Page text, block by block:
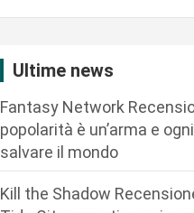
Ultime news
Fantasy Network
popolarità è un’arma e
salvare il mondo
Kill the Shadow